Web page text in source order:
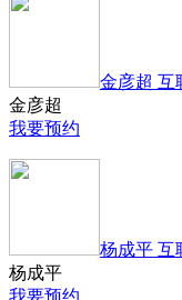
金彦超 互
金彦超
我要预约
杨成平 互
杨成平
我要预约